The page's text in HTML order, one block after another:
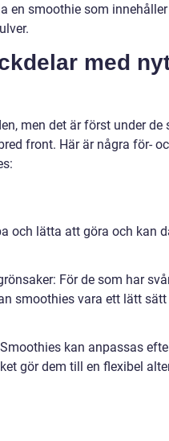
en smoothie som
med
men det är först under de
front. Här är några för-
och lätta att göra och kan
För de som har
smoothies vara ett lätt
kan anpassas
gör dem till en flexibel